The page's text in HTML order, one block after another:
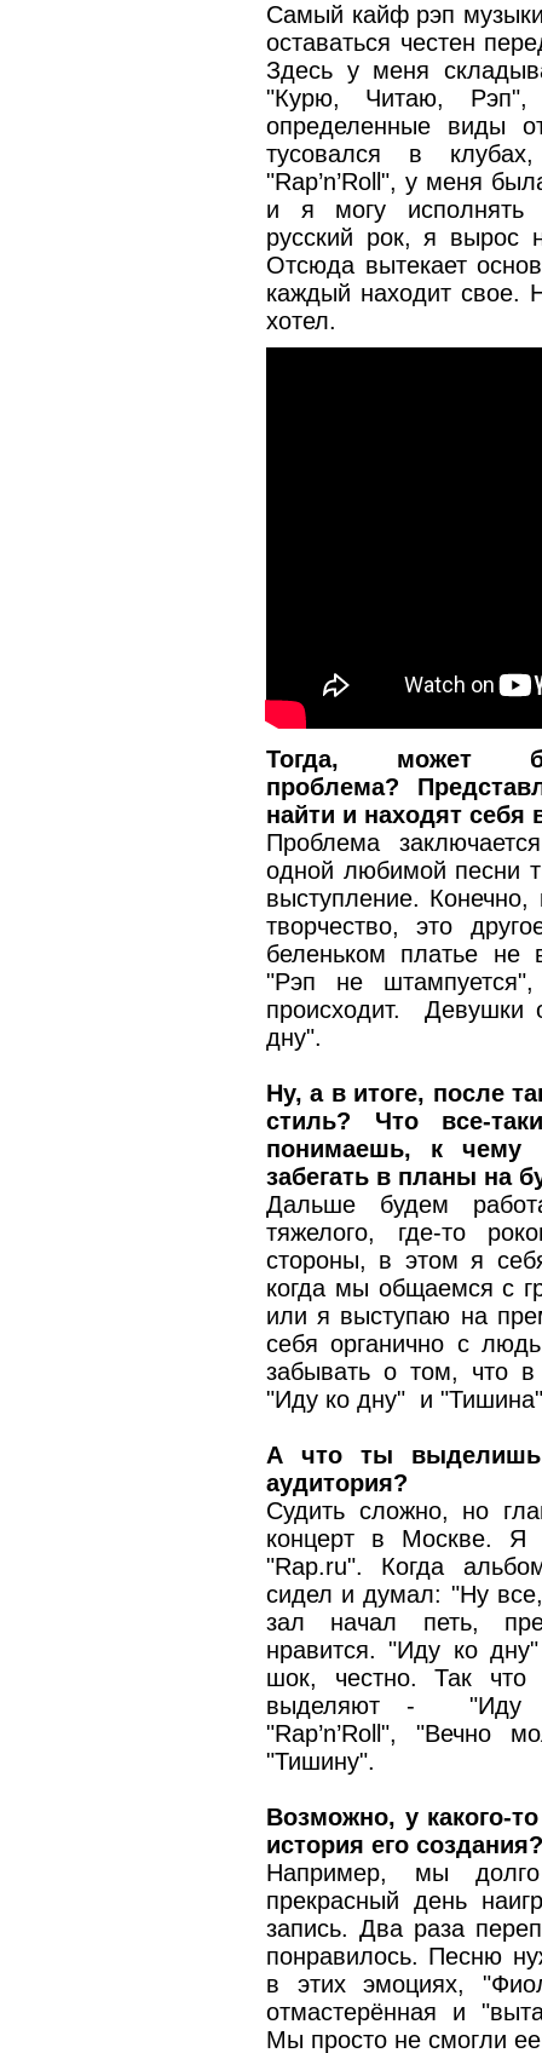
Самый кайф рэп
оставаться честен
Здесь у меня
"Курю, Читаю, Рэп",
определенные виды
тусовался в
"Rap’n’Roll", у меня
и я могу исполнять
русский рок, я вырос
Отсюда вытекает
каждый находит свое.
хотел.
Тогда, может
проблема?
найти и находят себя
Проблема
одной любимой песни
выступление. Конечно,
творчество, это
беленьком платье не
"Рэп не
происходит. Девушки
дну".
Ну, а в итоге, после
стиль? Что все-
понимаешь, к чему
забегать в планы на
Дальше будем
тяжелого, где-то
стороны, в этом я
когда мы общаемся с
или я выступаю на
себя органично с
забывать о том, что в
"Иду ко дну" и
А что ты
аудитория?
Судить сложно, но
концерт в Москве. Я
"Rap.ru". Когда
сидел и думал: "Ну
зал начал петь,
нравится. "Иду ко
шок, честно. Так
выделяют - "Иду
"Rap’n’Roll",
"Тишину".
Возможно, у какого-
история его создания?
Например, мы
прекрасный день
запись. Два раза
понравилось. Песню
в этих эмоциях,
отмастерённая и
Мы просто не смогли